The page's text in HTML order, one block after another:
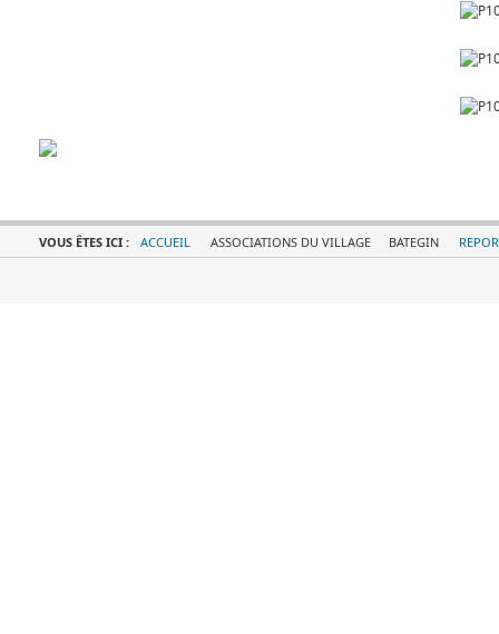
VOUS ÊTES ICI : ACCUEIL ASSOCIATIONS DU VILLAGE BATEGIN